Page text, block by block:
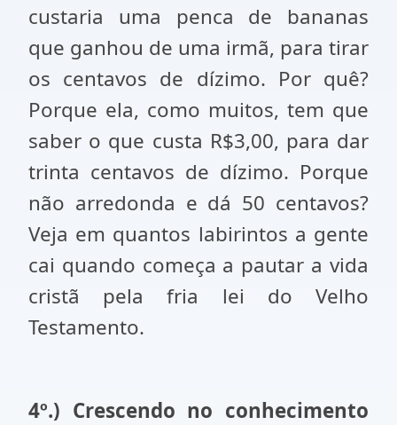
custaria uma penca de bananas
que ganhou de uma irmã, para tirar
os centavos de dízimo. Por quê?
Porque ela, como muitos, tem que
saber o que custa R$3,00, para dar
trinta centavos de dízimo. Porque
não arredonda e dá 50 centavos?
Veja em quantos labirintos a gente
cai quando começa a pautar a vida
cristã pela fria lei do Velho
Testamento.
4º.) Crescendo no conhecimento